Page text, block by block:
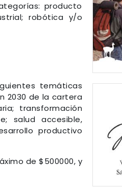
producto
robótica y/o
temáticas
2030 de la cartera
transformación
salud accesible,
productivo
de $500000, y